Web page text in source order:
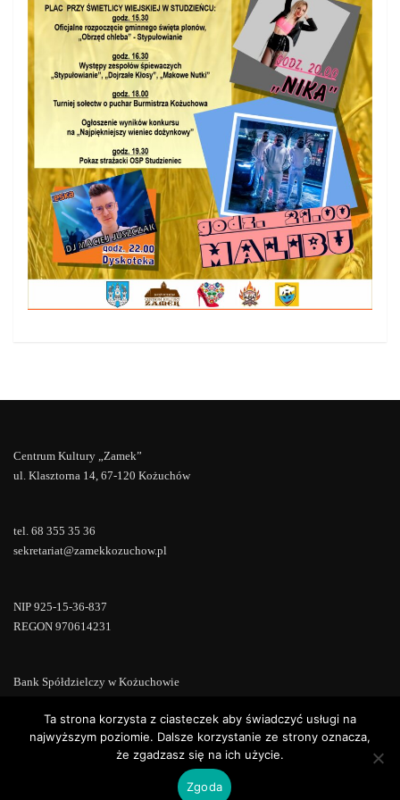
Centrum Kultury „Zamek”
ul. Klasztorna 14, 67-120 Kożuchów
tel. 68 355 35 36
sekretariat@zamekkozuchow.pl
NIP 925-15-36-837
REGON 970614231
Bank Spółdzielczy w Kożuchowie
WordPress |ConsultStreet theme by
Ta strona korzysta z ciasteczek aby świadczyć usługi na
najwyższym poziomie. Dalsze korzystanie ze strony oznacza,
że zgadzasz się na ich użycie.
Zgoda